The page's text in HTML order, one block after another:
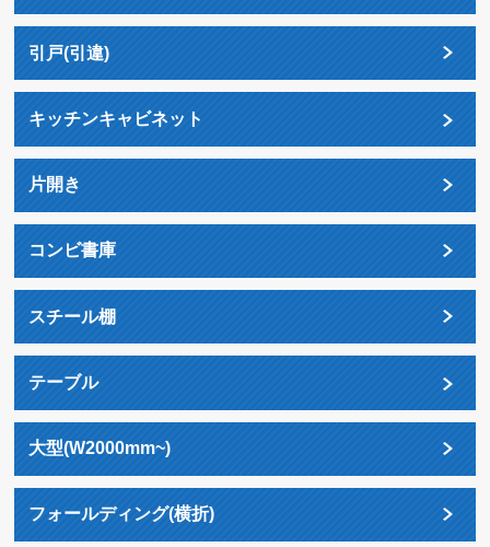
引戸(引違)
キッチンキャビネット
片開き
コンビ書庫
スチール棚
テーブル
大型(W2000mm~)
フォールディング(横折)